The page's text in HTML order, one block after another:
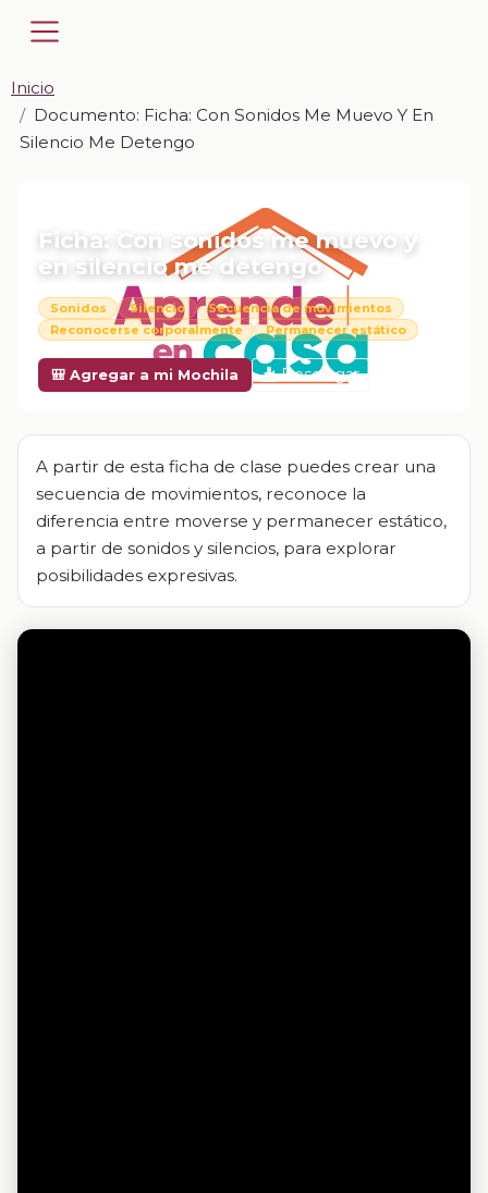
Inicio
Documento: Ficha: Con Sonidos Me Muevo Y En
Silencio Me Detengo
Ficha: Con sonidos me muevo y
en silencio me detengo
Sonidos Silencio
Secuencia de movimientos
Reconocerse corporalmente
Permanecer estático
🎒 Agregar a mi Mochila Descargar
A partir de esta ficha de clase puedes crear una
secuencia de movimientos, reconoce la
diferencia entre moverse y permanecer estático,
a partir de sonidos y silencios, para explorar
posibilidades expresivas.